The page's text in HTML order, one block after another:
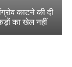
काटने की दी
का खेल नहीं